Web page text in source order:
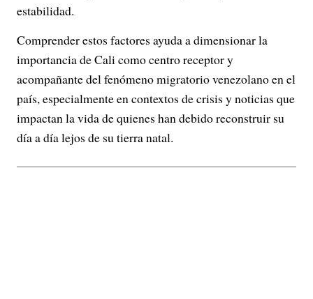
estabilidad.
Comprender estos factores ayuda a dimensionar la
importancia de Cali como centro receptor y
acompañante del fenómeno migratorio venezolano en el
país, especialmente en contextos de crisis y noticias que
impactan la vida de quienes han debido reconstruir su
día a día lejos de su tierra natal.